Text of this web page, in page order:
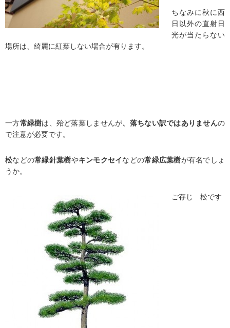
ちなみに秋に西
日以外の直射日
光が当たらない
場所は、綺麗に紅葉しない場合が有ります。
一方常緑樹は、殆ど落葉しませんが、落ちない訳ではありませんの
で注意が必要です。
松などの常緑針葉樹やキンモクセイ などの常緑広葉樹が有名でしょ
うか。
ご存じ 松です